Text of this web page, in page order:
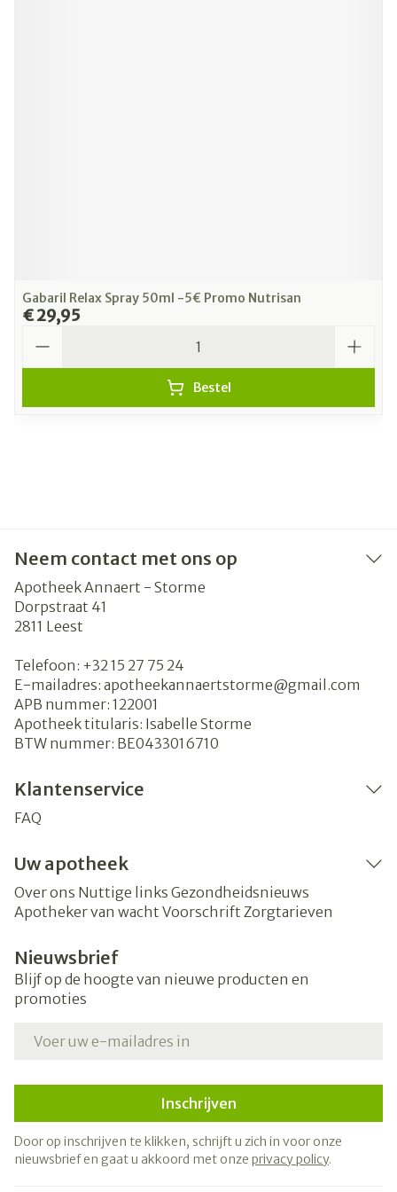
Gabaril Relax Spray 50ml -5€ Promo Nutrisan
€ 29,95
Bestel
Neem contact met ons op
Apotheek Annaert - Storme
Dorpstraat 41
2811 Leest
Telefoon: +32 15 27 75 24
E-mailadres: apotheekannaertstorme@gmail.com
APB nummer: 122001
Apotheek titularis: Isabelle Storme
BTW nummer: BE0433016710
Klantenservice
FAQ
Uw apotheek
Over ons Nuttige links Gezondheidsnieuws
Apotheker van wacht Voorschrift Zorgtarieven
Nieuwsbrief
Blijf op de hoogte van nieuwe producten en
promoties
Inschrijven
Door op inschrijven te klikken, schrijft u zich in voor onze
nieuwsbrief en gaat u akkoord met onze privacy policy.